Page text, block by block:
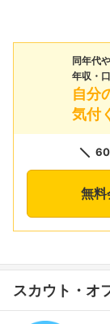
同年代
年収・
自分
気付
60
無料
スカウト・オ